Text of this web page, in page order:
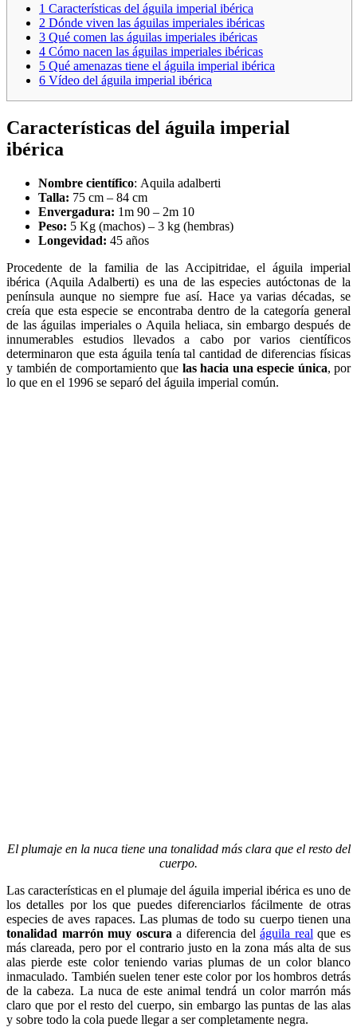
1 Características del águila imperial ibérica
2 Dónde viven las águilas imperiales ibéricas
3 Qué comen las águilas imperiales ibéricas
4 Cómo nacen las águilas imperiales ibéricas
5 Qué amenazas tiene el águila imperial ibérica
6 Vídeo del águila imperial ibérica
Características del águila imperial
ibérica
Nombre científico: Aquila adalberti
Talla: 75 cm – 84 cm
Envergadura: 1m 90 – 2m 10
Peso: 5 Kg (machos) – 3 kg (hembras)
Longevidad: 45 años
Procedente de la familia de las Accipitridae, el águila imperial
ibérica (Aquila Adalberti) es una de las especies autóctonas de la
península aunque no siempre fue así. Hace ya varias décadas, se
creía que esta especie se encontraba dentro de la categoría general
de las águilas imperiales o Aquila heliaca, sin embargo después de
innumerables estudios llevados a cabo por varios científicos
determinaron que esta águila tenía tal cantidad de diferencias físicas
y también de comportamiento que las hacia una especie única, por
lo que en el 1996 se separó del águila imperial común.
El plumaje en la nuca tiene una tonalidad más clara que el resto del
cuerpo.
Las características en el plumaje del águila imperial ibérica es uno de
los detalles por los que puedes diferenciarlos fácilmente de otras
especies de aves rapaces. Las plumas de todo su cuerpo tienen una
tonalidad marrón muy oscuraa diferencia deláguila real que es
más clareada, pero por el contrario justo en la zona más alta de sus
alas pierde este color teniendo varias plumas de un color blanco
inmaculado. También suelen tener este color por los hombros detrás
de la cabeza. La nuca de este animal tendrá un color marrón más
claro que por el resto del cuerpo, sin embargo las puntas de las alas
y sobre todo la cola puede llegar a ser completamente negra.